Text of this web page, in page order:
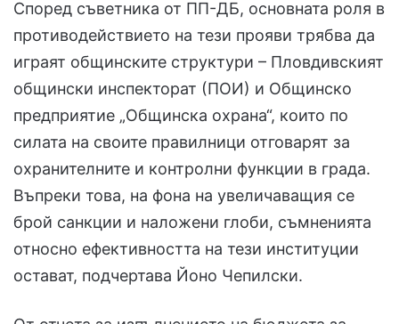
Според съветника от ПП-ДБ, основната роля в
противодействието на тези прояви трябва да
играят общинските структури – Пловдивският
общински инспекторат (ПОИ) и Общинско
предприятие „Общинска охрана“, които по
силата на своите правилници отговарят за
охранителните и контролни функции в града.
Въпреки това, на фона на увеличаващия се
брой санкции и наложени глоби, съмненията
относно ефективността на тези институции
остават, подчертава Йоно Чепилски.